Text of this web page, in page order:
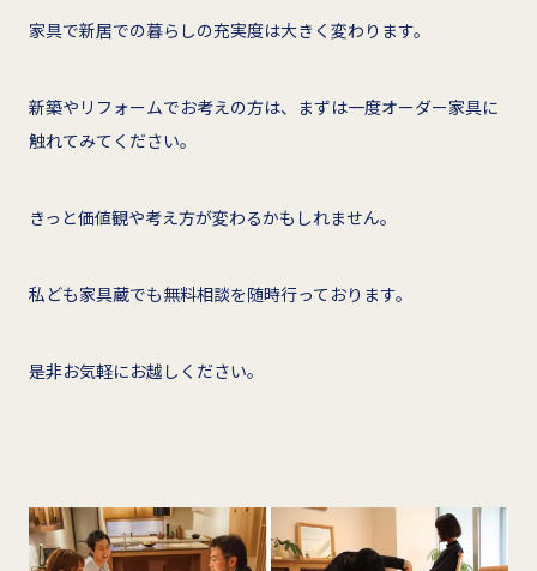
家具で新居での暮らしの充実度は大きく変わります。
新築やリフォームでお考えの方は、まずは一度オーダー家具に
触れてみてください。
きっと価値観や考え方が変わるかもしれません。
私ども家具蔵でも無料相談を随時行っております。
是非お気軽にお越しください。